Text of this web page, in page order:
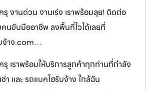
รุ งานด่วน งานเร่ง เราพร้อมลุย! ติดต่อ
นขับมืออาชีพ ลงพื้นที่ไวได้เลยที่
จ้าง.com…
รุ เราพร้อมให้บริการลูกค้าทุกท่านที่กำลัง
า และ รถแบคโฮรับจ้าง ใกล้ฉัน